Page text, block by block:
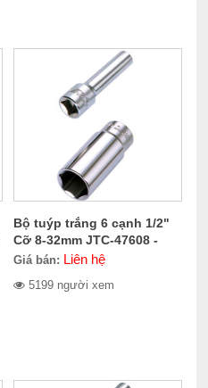
Bộ tuýp trắng 6 cạnh 1/2"
Cỡ 8-32mm JTC-47608 -
47632
Giá bán: Liên hệ
5199 người xem